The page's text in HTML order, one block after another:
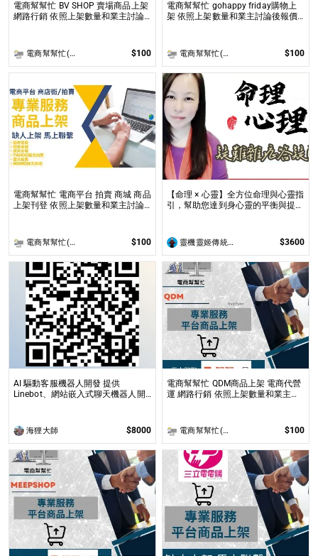
電商幫幫忙 BV SHOP 賣場商品上架
網路行銷 依照上架數量和業主討論
電商幫幫忙(電商平台代營運/電商上架/運營策略/網路行銷) $100
電商幫幫忙 gohappy friday購物上
架 依照上架數量和業主討論後報價
電商幫幫忙(電商平台代營運/電商上架/運營策略/網路行銷) $100
電商幫幫忙 電商平台 拍賣 商城 商品
上架刊登 依照上架數量和業主討論
電商幫幫忙(電商平台代營運/電商上架/運營策略/網路行銷) $100
【命理 × 心靈】全方位命理與心靈指
引，幫助您達到身心靈的平衡與提升
靈機靈姬傳統文化學院 $3600
AI 驅動客服機器人開發 提供
Linebot、網站嵌入式聊天機器人開
海狸大師 $8000
電商幫幫忙 QDM商品上架 電商代營
運 網路行銷 依照上架數量和業主討
電商幫幫忙(電商平台代營運/電商上架/運營策略/網路行銷) $100